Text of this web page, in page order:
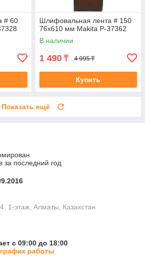
# 60
Шлифовальная лента # 150
76x610 мм Makita P-37362
В наличии
1 490 ₸ 4 995 ₸
Купить
Показать ещё
за последний год
1-этаж, Алматы, Казахстан
с 09:00 до 18:00
работы